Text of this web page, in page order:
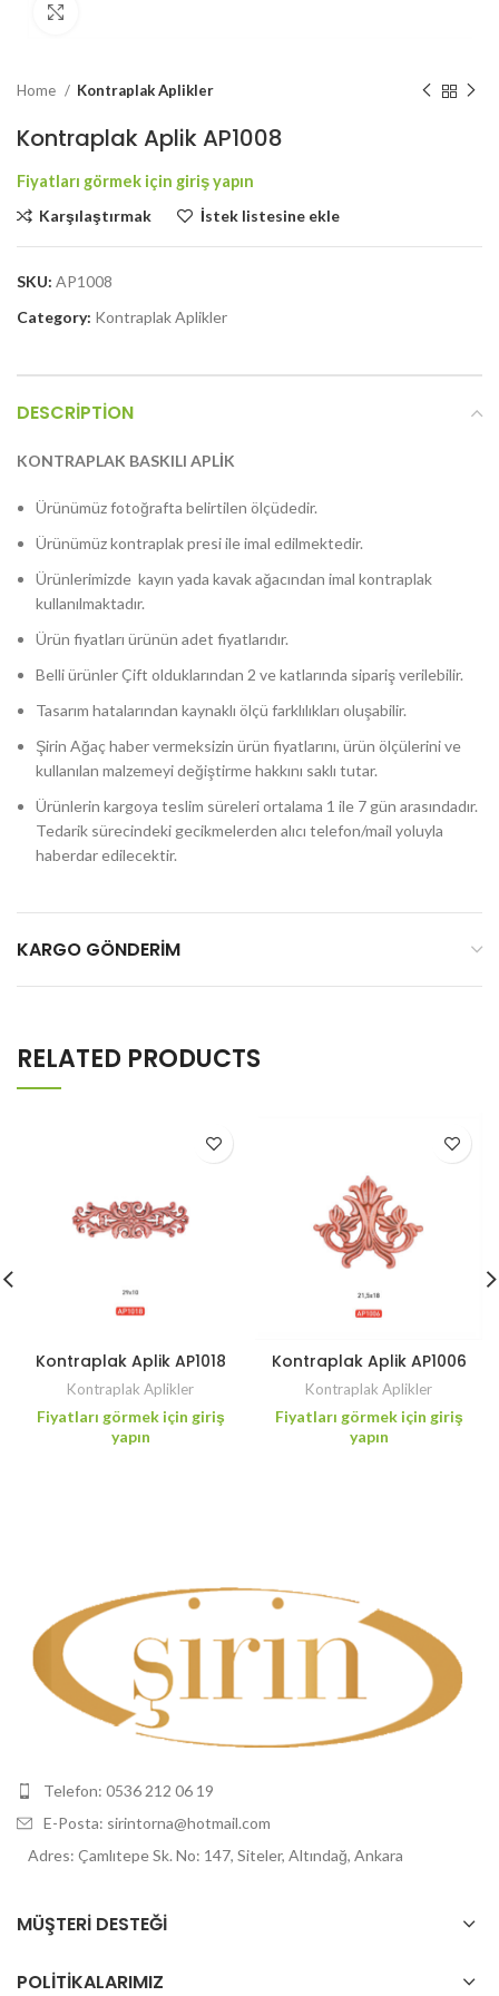
Home Kontraplak Aplikler
Kontraplak Aplik AP1008
Karşılaştırmak İstek listesine ekle
SKU: AP1008
Category: Kontraplak Aplikler
DESCRIPTION
KONTRAPLAK BASKILI APLİK
Ürünümüz fotoğrafta belirtilen ölçüdedir.
Ürünümüz kontraplak presi ile imal edilmektedir.
Ürünlerimizde kayın yada kavak ağacından imal kontraplak
kullanılmaktadır.
Ürün fiyatları ürünün adet fiyatlarıdır.
Belli ürünler Çift olduklarından 2 ve katlarında sipariş verilebilir.
Tasarım hatalarından kaynaklı ölçü farklılıkları oluşabilir.
Şirin Ağaç haber vermeksizin ürün fiyatlarını, ürün ölçülerini ve
kullanılan malzemeyi değiştirme hakkını saklı tutar.
Ürünlerin kargoya teslim süreleri ortalama 1 ile 7 gün arasındadır.
Tedarik sürecindeki gecikmelerden alıcı telefon/mail yoluyla
haberdar edilecektir.
KARGO GÖNDERIM
RELATED PRODUCTS
Kontraplak Aplik AP1018
Kontraplak Aplikler
Kontraplak Aplik AP1006
Kontraplak Aplikler
Telefon: 0536 212 06 19
E-Posta: sirintorna@hotmail.com
Adres: Çamlıtepe Sk. No: 147, Siteler, Altındağ, Ankara
MÜŞTERI DESTEĞI
POLİTİKALARIMIZ